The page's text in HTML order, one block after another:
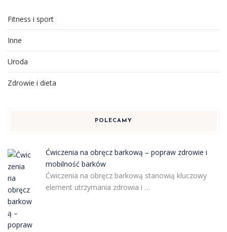
Fitness i sport
Inne
Uroda
Zdrowie i dieta
POLECAMY
Ćwiczenia na obręcz barkową – popraw zdrowie i
mobilność barków
Ćwiczenia na obręcz barkową stanowią kluczowy
element utrzymania zdrowia i …